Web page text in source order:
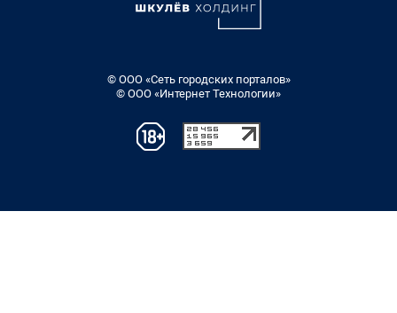
© ООО «Сеть городских порталов»
© ООО «Интернет Технологии»